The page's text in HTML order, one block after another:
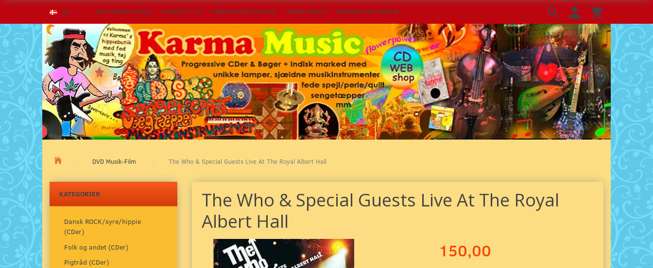
DA OM KARMA MUSIC KONTAKT OS KONCERTER/EVENTS HIPPIE ARKIV PRESSEN OM HIPPIE
DVD Musik-Film The Who & Special Guests Live At The Royal Albert Hall
KATEGORIER
Dansk ROCK/syre/hippie
(CDer)
Folk og andet (CDer)
Pigtråd (CDer)
The Who & Special Guests Live At The Royal
Albert Hall
150,00